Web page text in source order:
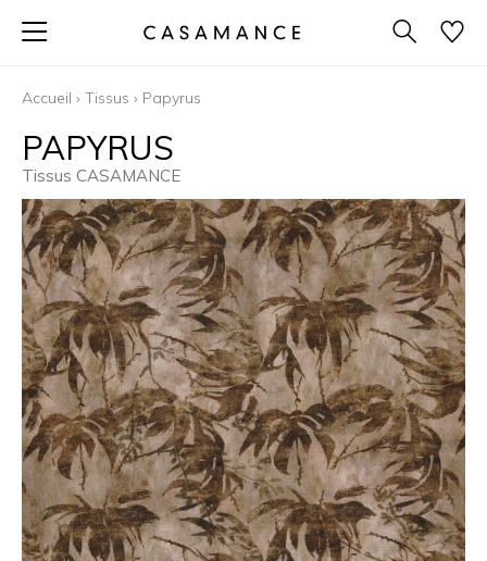
Accueil › Tissus › Papyrus
PAPYRUS
Tissus CASAMANCE